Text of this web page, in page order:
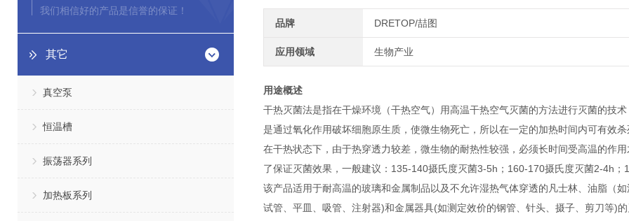
我们相信好的产品是信誉的保证！
其它
真空泵
恒温槽
振荡器系列
加热板系列
品牌 DRETOP/喆图
应用领域 生物产业
用途概述
干热灭菌法是指在干燥环境（干热空气）用高温干热空气灭菌的方法进行灭菌的技
是通过氧化作用破坏细胞原生质，使微生物死亡，所以在一定的加热时间内可有效杀
在干热状态下，由于热穿透力较差，微生物的耐热性较强，必须长时间受高温的作
了保证灭菌效果，一般建议：135-140摄氏度灭菌3-5h；160-170摄氏度灭菌2-4h；
该产品适用于耐高温的玻璃和金属制品以及不允许湿热气体穿透的凡士林、油脂（
试管、平皿、吸管、注射器)和金属器具(如测定效价的钢管、针头、摄子、剪刀等)